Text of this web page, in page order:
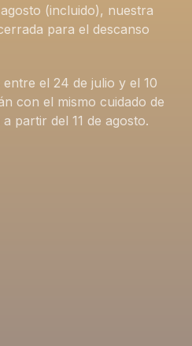
(incluido), nuestra
para el descanso
el 24 de julio y el 10
con el mismo cuidado de
partir del 11 de agosto.